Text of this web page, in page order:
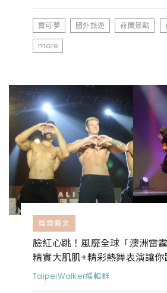
寶可夢 國外旅遊 荷蘭景點
more
娛樂藝文
臉紅心跳！風靡全球「澳洲雷
精實大肌肌+精彩熱舞表演讓
TaipeiWalker編輯群